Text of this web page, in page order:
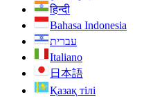
हिन्दी
Bahasa Indonesia
עברית
Italiano
日本語
Қазақ тілі